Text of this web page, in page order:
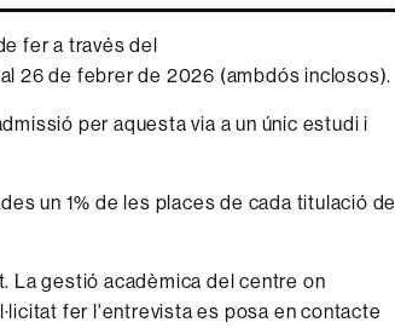
fer a través del
al 26 de febrer de 2026 (ambdós inclosos).
per aquesta via a un únic estudi i
un 1% de les places de cada titulació de
La gestió acadèmica del centre on
fer l'entrevista es posa en contacte